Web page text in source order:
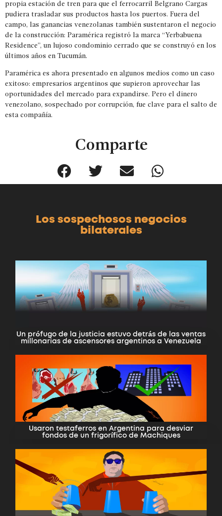
propia estación de tren para que el ferrocarril Belgrano Cargas
pudiera trasladar sus productos hasta los puertos. Fuera del
campo, las ganancias venezolanas también sustentaron el negocio
de la construcción: Paramérica registró la marca “Yerbabuena
Residence”, un lujoso condominio cerrado que se construyó en los
últimos años en Tucumán.
Paramérica es ahora presentado en algunos medios como un caso
exitoso: empresarios argentinos que supieron aprovechar las
oportunidades del mercado para expandirse. Pero el dinero
venezolano, sospechado por corrupción, fue clave para el salto de
esta compañía.
Comparte
Los sospechosos negocios
bilaterales
Un prófugo de la justicia estuvo detrás de las ventas
millonarias de ascensores argentinos a Venezuela
Usaron testaferros en Argentina para desviar
fondos de un frigorífico de Machiques​